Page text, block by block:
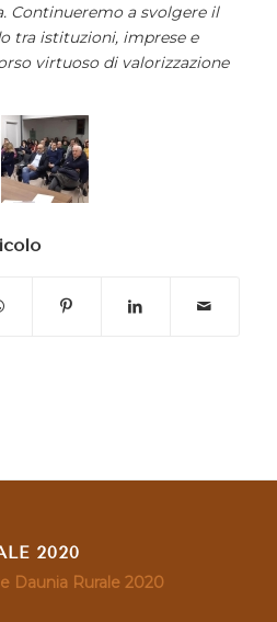
Continueremo a svolgere il
tra istituzioni, imprese e
virtuoso di valorizzazione
2020
Daunia Rurale 2020